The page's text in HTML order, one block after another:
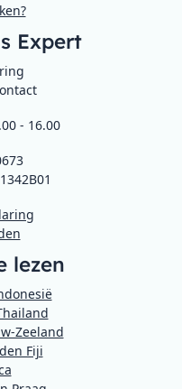
Expert
- 16.00
lezen
Zeeland
Fiji